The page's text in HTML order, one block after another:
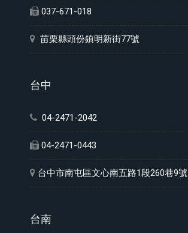
037-671-018
苗栗縣頭份鎮明新街77號
台中
04-2471-2042
04-2471-0443
台中市南屯區文心南五路1段260巷9號
台南